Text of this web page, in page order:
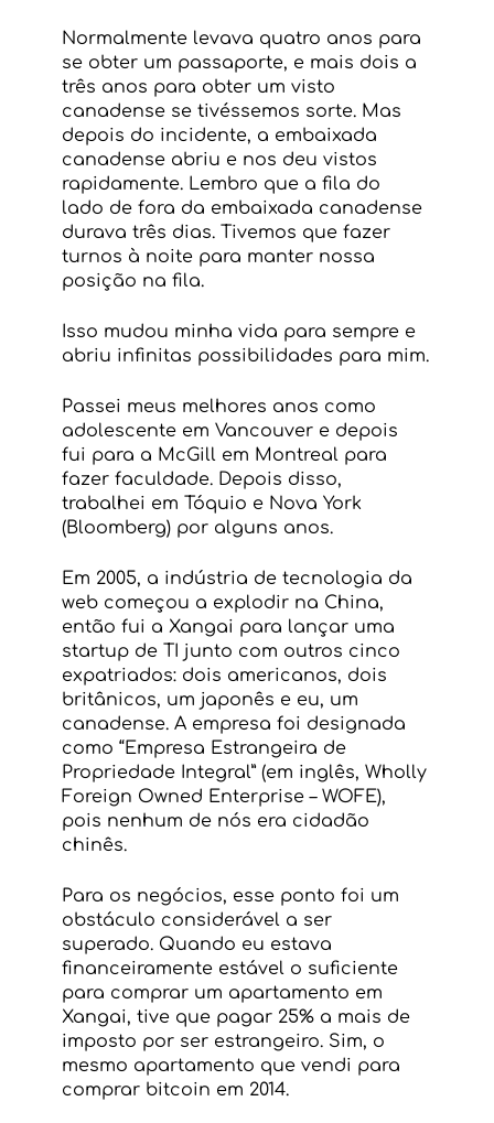
Normalmente levava quatro anos para
se obter um passaporte, e mais dois a
três anos para obter um visto
canadense se tivéssemos sorte. Mas
depois do incidente, a embaixada
canadense abriu e nos deu vistos
rapidamente. Lembro que a fila do
lado de fora da embaixada canadense
durava três dias. Tivemos que fazer
turnos à noite para manter nossa
posição na fila.
Isso mudou minha vida para sempre e
abriu infinitas possibilidades para mim.
Passei meus melhores anos como
adolescente em Vancouver e depois
fui para a McGill em Montreal para
fazer faculdade. Depois disso,
trabalhei em Tóquio e Nova York
(Bloomberg) por alguns anos.
Em 2005, a indústria de tecnologia da
web começou a explodir na China,
então fui a Xangai para lançar uma
startup de TI junto com outros cinco
expatriados: dois americanos, dois
britânicos, um japonês e eu, um
canadense. A empresa foi designada
como “Empresa Estrangeira de
Propriedade Integral” (em inglês, Wholly
Foreign Owned Enterprise – WOFE),
pois nenhum de nós era cidadão
chinês.
Para os negócios, esse ponto foi um
obstáculo considerável a ser
superado. Quando eu estava
financeiramente estável o suficiente
para comprar um apartamento em
Xangai, tive que pagar 25% a mais de
imposto por ser estrangeiro. Sim, o
mesmo apartamento que vendi para
comprar bitcoin em 2014.